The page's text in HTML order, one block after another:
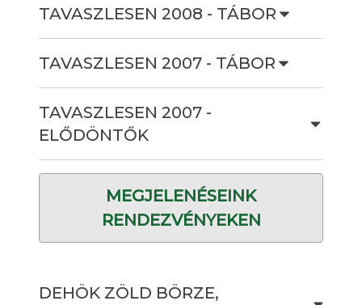
TAVASZLESEN 2008 - TÁBOR
TAVASZLESEN 2007 - TÁBOR
TAVASZLESEN 2007 -
ELŐDÖNTŐK
MEGJELENÉSEINK
RENDEZVÉNYEKEN
DEHÖK ZÖLD BÖRZE,